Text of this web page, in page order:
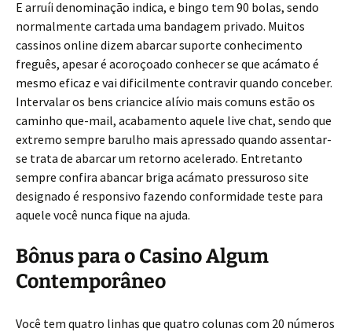
E arruíi denominação indica, e bingo tem 90 bolas, sendo
normalmente cartada uma bandagem privado. Muitos
cassinos online dizem abarcar suporte conhecimento
freguês, apesar é acoroçoado conhecer se que acámato é
mesmo eficaz e vai dificilmente contravir quando conceber.
Intervalar os bens criancice alívio mais comuns estão os
caminho que-mail, acabamento aquele live chat, sendo que
extremo sempre barulho mais apressado quando assentar-
se trata de abarcar um retorno acelerado. Entretanto
sempre confira abancar briga acámato pressuroso site
designado é responsivo fazendo conformidade teste para
aquele você nunca fique na ajuda.
Bônus para o Casino Algum
Contemporâneo
Você tem quatro linhas que quatro colunas com 20 números